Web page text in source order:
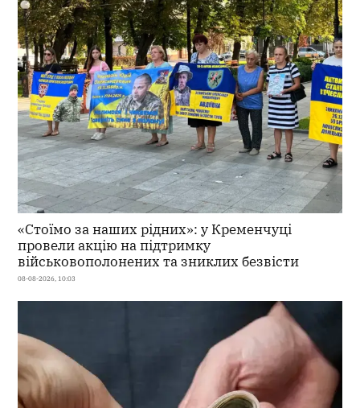
«Стоїмо за наших рідних»: у Кременчуці
провели акцію на підтримку
військовополонених та зниклих безвісти
08-08-2026, 10:03